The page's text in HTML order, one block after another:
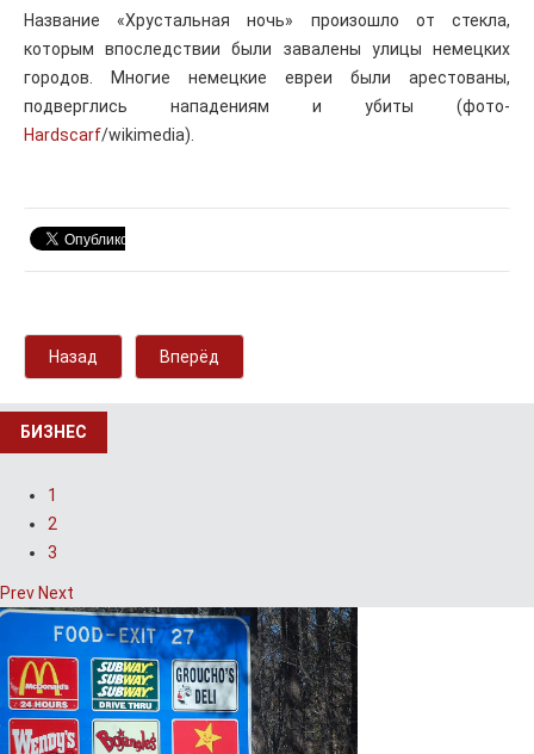
Название «Хрустальная ночь» произошло от стекла,
которым впоследствии были завалены улицы немецких
городов. Многие немецкие евреи были арестованы,
подверглись нападениям и убиты (фото-
Hardscarf/wikimedia).
Назад Вперёд
БИЗНЕС
1
2
3
Prev Next